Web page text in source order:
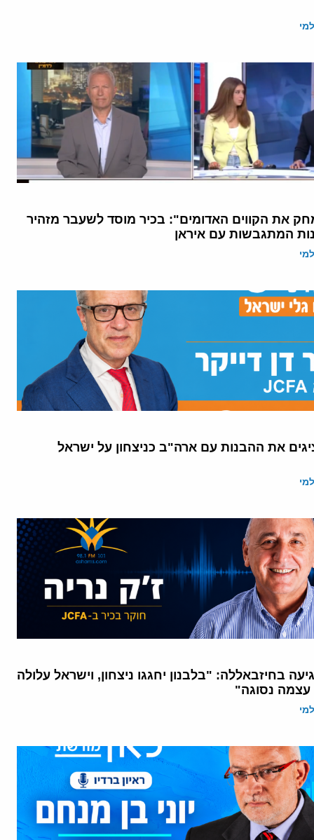
את הקווים האדומים": בכיר מוסד לשעבר מזהיר
המתגבשות עם איראן
את ההבנות עם ארה"ב כניצחון על ישראל
בחיזבאללה: "בלבנון יחגגו ניצחון, וישראל עלולה
נסוגה"